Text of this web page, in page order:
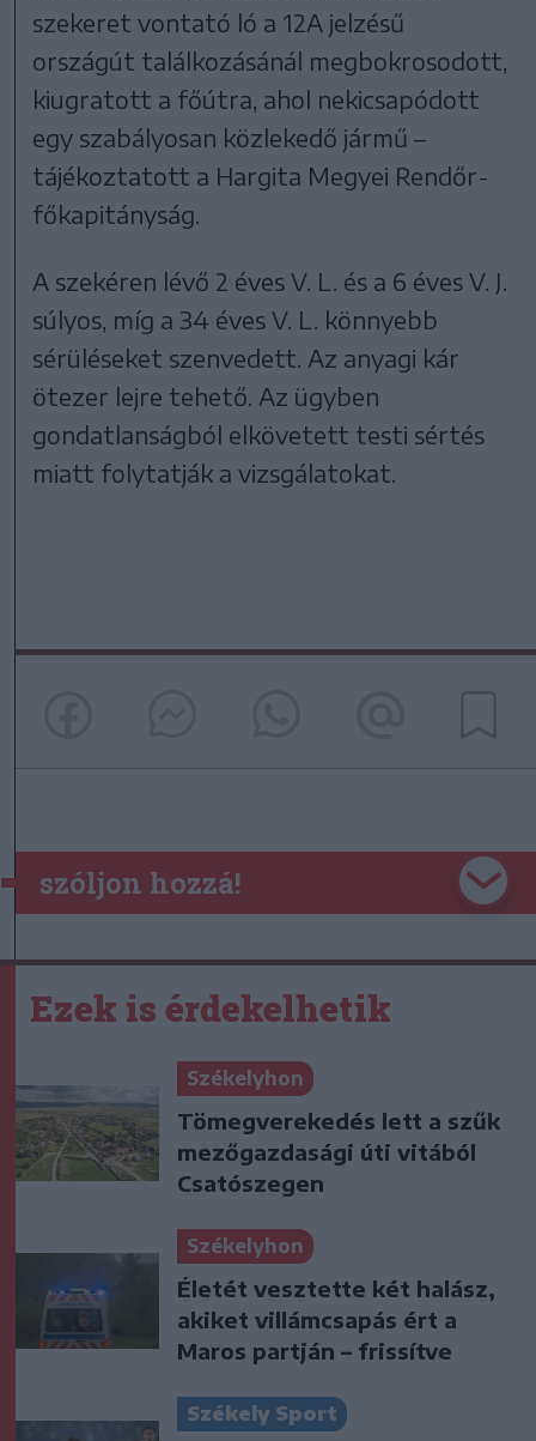
szekeret vontató ló a 12A jelzésű
országút találkozásánál megbokrosodott,
kiugratott a főútra, ahol nekicsapódott
egy szabályosan közlekedő jármű –
tájékoztatott a Hargita Megyei Rendőr-
főkapitányság.
A szekéren lévő 2 éves V. L. és a 6 éves V. J.
súlyos, míg a 34 éves V. L. könnyebb
sérüléseket szenvedett. Az anyagi kár
ötezer lejre tehető. Az ügyben
gondatlanságból elkövetett testi sértés
miatt folytatják a vizsgálatokat.
szóljon hozzá!
Ezek is érdekelhetik
Székelyhon
Tömegverekedés lett a szűk
mezőgazdasági úti vitából
Csatószegen
Székelyhon
Életét vesztette két halász,
akiket villámcsapás ért a
Maros partján – frissítve
Székely Sport